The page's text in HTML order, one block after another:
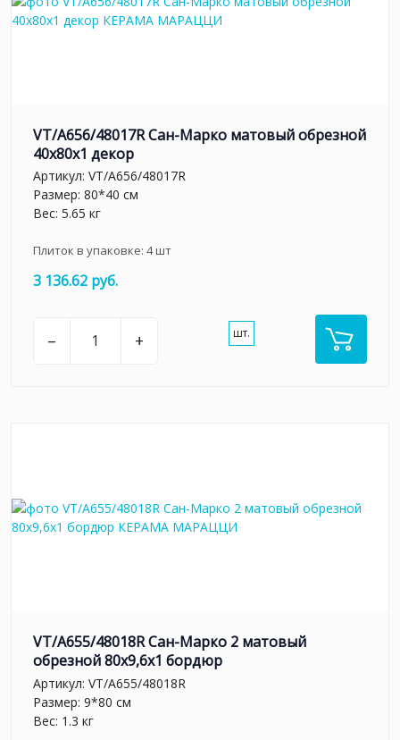
VT/A656/48017R Сан-Марко матовый обрезной
40x80x1 декор
Артикул: VT/A656/48017R
Размер: 80*40 см
Вес: 5.65 кг
Плиток в упаковке: 4шт
3 136.62 руб.
– + шт.
VT/A655/48018R Сан-Марко 2 матовый
обрезной 80x9,6x1 бордюр
Артикул: VT/A655/48018R
Размер: 9*80 см
Вес: 1.3 кг